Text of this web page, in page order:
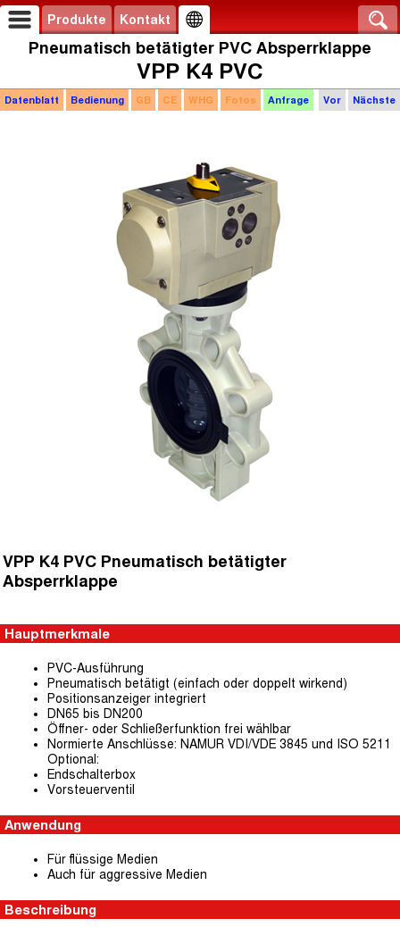
Produkte Kontakt
Pneumatisch betätigter PVC Absperrklappe
VPP K4 PVC
Vor Nächste
Datenblatt Bedienung GB CE WHG Fotos Anfrage
VPP K4 PVC Pneumatisch betätigter
Absperrklappe
Hauptmerkmale
PVC-Ausführung
Pneumatisch betätigt (einfach oder doppelt wirkend)
Positionsanzeiger integriert
DN65 bis DN200
Öffner- oder Schließerfunktion frei wählbar
Normierte Anschlüsse: NAMUR VDI/VDE 3845 und ISO 5211
Optional:
Endschalterbox
Vorsteuerventil
Anwendung
Für flüssige Medien
Auch für aggressive Medien
Beschreibung